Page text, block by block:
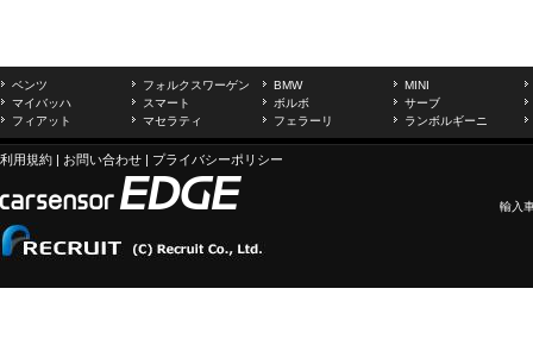
ベンツ フォルクスワーゲン BMW
MINI
マイバッハ
スマート ボルボ
サーブ
フィアット
マセラティ フェラーリ ランボルギーニ
利用規約 | お問い合わせ | プライバシーポリシー
輸入